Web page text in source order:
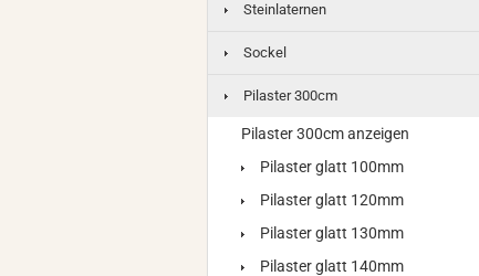
Steinlaternen
Sockel
Pilaster 300cm
Pilaster 300cm anzeigen
Pilaster glatt 100mm
Pilaster glatt 120mm
Pilaster glatt 130mm
Pilaster glatt 140mm